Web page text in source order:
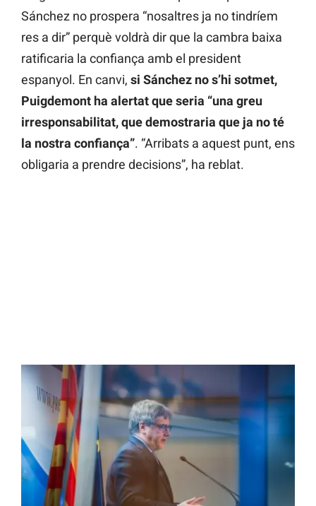
Sánchez no prospera “nosaltres ja no tindríem
res a dir” perquè voldrà dir que la cambra baixa
ratificaria la confiança amb el president
espanyol. En canvi, si Sánchez no s’hi sotmet,
Puigdemont ha alertat que seria “una greu
irresponsabilitat, que demostraria que ja no té
la nostra confiança”. “Arribats a aquest punt, ens
obligaria a prendre decisions”, ha reblat.